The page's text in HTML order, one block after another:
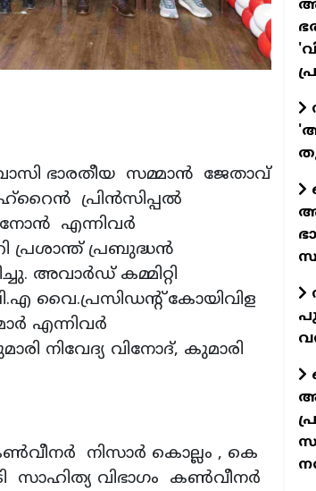
ഭാരതീയ സമ്മാന്‍ ജേതാവ്
പ്രിന്‍സിപ്പല്‍
എന്നിവര്‍
പ്രശാന്ത് പ്രബുദ്ധന്‍
അവാര്‍ഡ് കമ്മിറ്റി
വൈ.പ്രസിഡന്റ് കോയിവിള
എന്നിവര്‍
നിവേദ്യ വിനോദ്, കുമാരി
നിസാര്‍ കൊല്ലം , കെ
വിഭാഗം കണ്‍വീനര്‍